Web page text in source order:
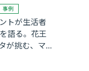
事例
トが生活者
語る。花王
が挑む、マ